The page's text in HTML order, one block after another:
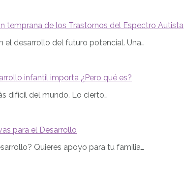
temprana de los Trastornos del Espectro Autista
el desarrollo del futuro potencial. Una…
infantil importa ¿Pero qué es?
difícil del mundo. Lo cierto…
para el Desarrollo
Quieres apoyo para tu familia…